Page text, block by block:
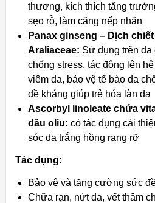
thương, kích thích tăng
sẹo rỗ, làm căng nếp nhăn
Panax ginseng – Dịch
Araliaceae: Sử dụng trên da
chống stress, tác động lên
viêm da, bảo vệ tế bào da
đề kháng giúp trẻ hóa làn da
Ascorbyl linoleate chứa
dầu oliu: có tác dụng cải
sóc da trắng hồng rạng rỡ
Tác dụng:
Bảo vệ và tăng cường sức
Chữa rạn, nứt da, vết thâm